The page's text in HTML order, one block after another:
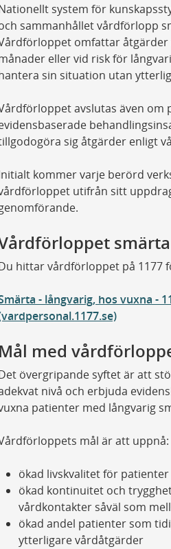
system för
sammanhållet vårdförlopp
omfattar
eller vid risk för
sin situation utan
avslutas även om
sig åtgärder enligt
kommer varje berörd
utifrån sitt
hittar vårdförloppet på 1177
- långvarig, hos vuxna -
Mål med
övergripande syftet är att
nivå och erbjuda
patienter med långvarig
mål är att uppnå:
ökad livskvalitet för patienter
ökad kontinuitet och
vårdkontakter såväl som
ökad andel patienter som
ytterligare vårdåtgärder